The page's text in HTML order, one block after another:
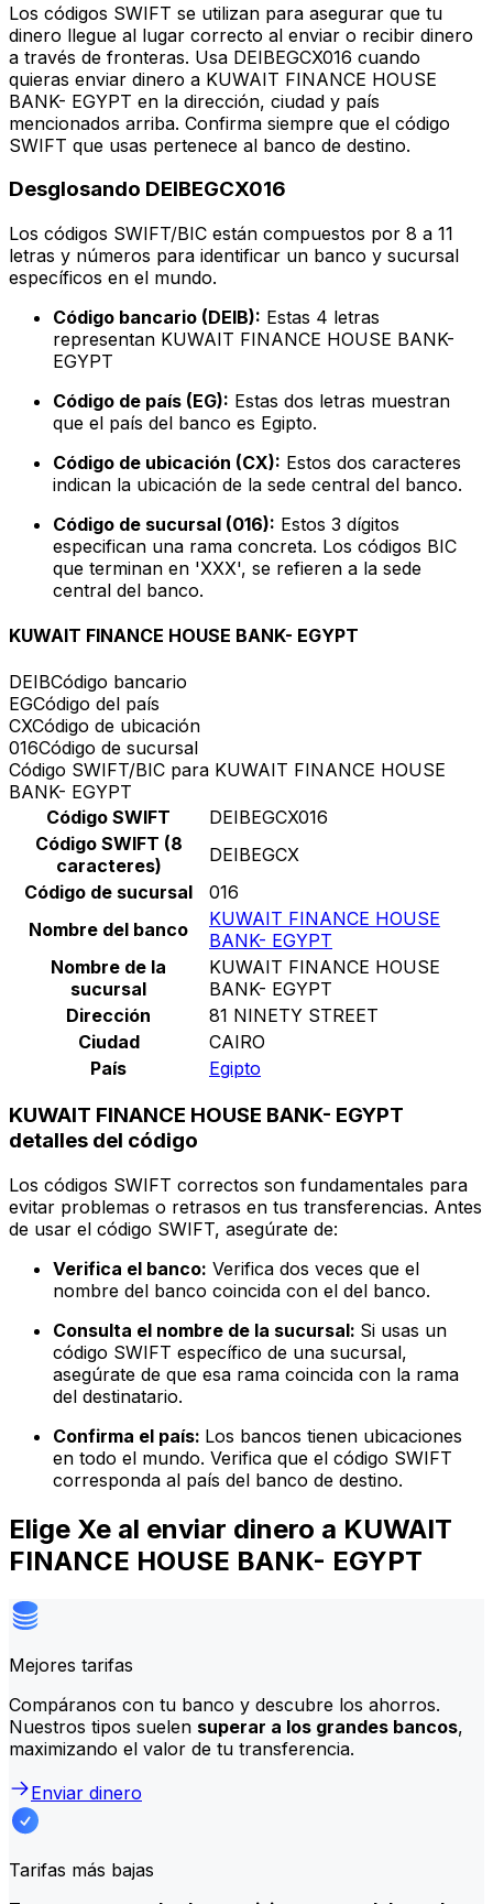
Los códigos SWIFT se utilizan para asegurar que tu
dinero llegue al lugar correcto al enviar o recibir dinero
a través de fronteras. Usa DEIBEGCX016 cuando
quieras enviar dinero a KUWAIT FINANCE HOUSE
BANK- EGYPT en la dirección, ciudad y país
mencionados arriba. Confirma siempre que el código
SWIFT que usas pertenece al banco de destino.
Desglosando DEIBEGCX016
Los códigos SWIFT/BIC están compuestos por 8 a 11
letras y números para identificar un banco y sucursal
específicos en el mundo.
Código bancario (DEIB): Estas 4 letras
representan KUWAIT FINANCE HOUSE BANK-
EGYPT
Código de país (EG): Estas dos letras muestran
que el país del banco es Egipto.
Código de ubicación (CX): Estos dos caracteres
indican la ubicación de la sede central del banco.
Código de sucursal (016): Estos 3 dígitos
especifican una rama concreta. Los códigos BIC
que terminan en 'XXX', se refieren a la sede
central del banco.
KUWAIT FINANCE HOUSE BANK- EGYPT
DEIBCódigo bancario
EGCódigo del país
CXCódigo de ubicación
016Código de sucursal
Código SWIFT/BIC para KUWAIT FINANCE HOUSE
BANK- EGYPT
Código SWIFT
DEIBEGCX016
Código SWIFT (8
caracteres)
DEIBEGCX
Código de sucursal
016
Nombre del banco
KUWAIT FINANCE HOUSE
BANK- EGYPT
Nombre de la
sucursal
KUWAIT FINANCE HOUSE
BANK- EGYPT
Dirección
81 NINETY STREET
Ciudad
CAIRO
País
Egipto
KUWAIT FINANCE HOUSE BANK- EGYPT
detalles del código
Los códigos SWIFT correctos son fundamentales para
evitar problemas o retrasos en tus transferencias. Antes
de usar el código SWIFT, asegúrate de:
Verifica el banco: Verifica dos veces que el
nombre del banco coincida con el del banco.
Consulta el nombre de la sucursal: Si usas un
código SWIFT específico de una sucursal,
asegúrate de que esa rama coincida con la rama
del destinatario.
Confirma el país: Los bancos tienen ubicaciones
en todo el mundo. Verifica que el código SWIFT
corresponda al país del banco de destino.
Elige Xe al enviar dinero a KUWAIT
FINANCE HOUSE BANK- EGYPT
Mejores tarifas
Compáranos con tu banco y descubre los ahorros.
Nuestros tipos suelen superar a los grandes bancos,
maximizando el valor de tu transferencia.
Enviar dinero
Tarifas más bajas